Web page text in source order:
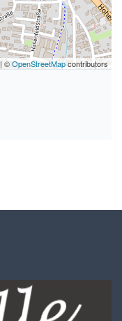
| ©OpenStreetMapcontributors